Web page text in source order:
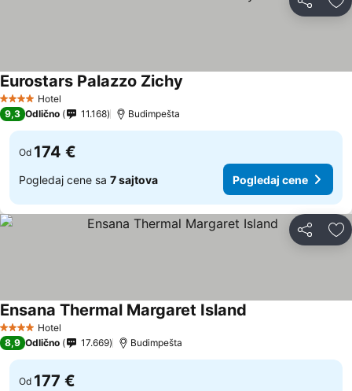
Deli
4 ZvezdiceHotel
Eurostars Palazzo Zichy
9,3 Odlično 11.168 Budimpešta
Od 174 €
Pogledaj cene sa 7 sajtova Pogledaj cene
Deli
4 ZvezdiceHotel
Ensana Thermal Margaret Island
8,9 Odlično 17.669 Budimpešta
Od 177 €